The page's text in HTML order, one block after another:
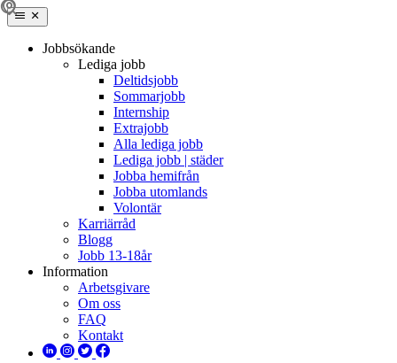
Jobbsökande
Lediga jobb
Deltidsjobb
Sommarjobb
Internship
Extrajobb
Alla lediga jobb
Lediga jobb | städer
Jobba hemifrån
Jobba utomlands
Volontär
Karriärråd
Blogg
Jobb 13-18år
Information
Arbetsgivare
Om oss
FAQ
Kontakt